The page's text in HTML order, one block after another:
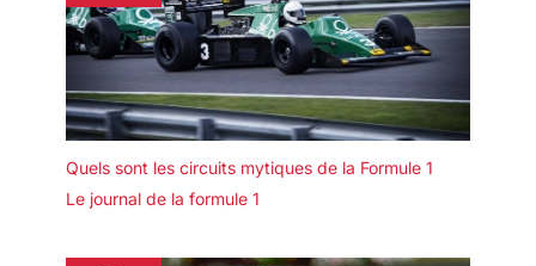
Quels sont les circuits mytiques de la Formule 1
Le journal de la formule 1